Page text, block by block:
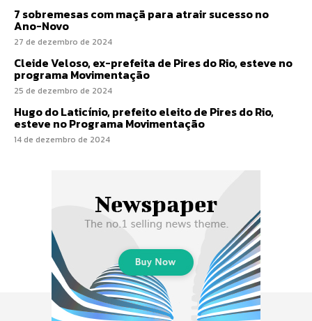
7 sobremesas com maçã para atrair sucesso no
Ano-Novo
27 de dezembro de 2024
Cleide Veloso, ex-prefeita de Pires do Rio, esteve no
programa Movimentação
25 de dezembro de 2024
Hugo do Laticínio, prefeito eleito de Pires do Rio,
esteve no Programa Movimentação
14 de dezembro de 2024